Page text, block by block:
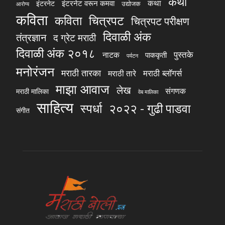
आरोग्य इंटरनेट इंटरनेट वरून कमवा उद्योजक कथा
कविता कविता चित्रपट चित्रपट परीक्षण
तंत्रज्ञान द ग्रेट मराठी दिवाळी अंक
दिवाळी अंक २०१८
नाटक पर्यटन पाककृती पुस्तके
मनोरंजन मराठी तारका मराठी तारे मराठी ब्लॉगर्स
मराठी मालिका माझा आवाज लेख वेब मालिका संगणक
संगीत साहित्य स्पर्धा २०२२ - गुढी पाडवा